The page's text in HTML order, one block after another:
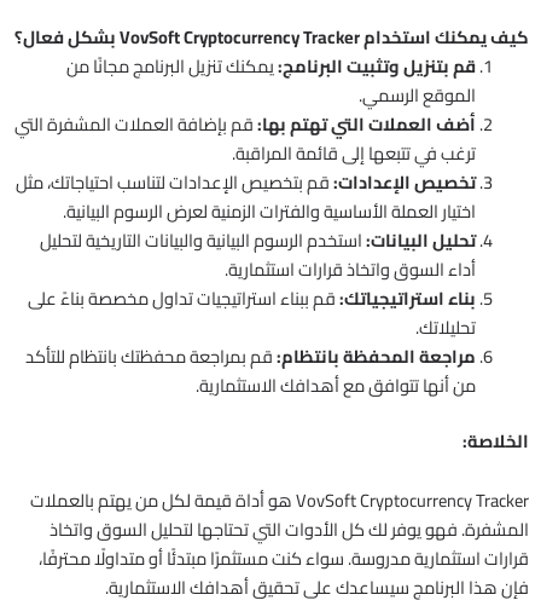
كيف يمكنك استخدام VovSoft Cryptocurrency Tracker بشكل فعال؟
قم بتنزيل وتثبيت البرنامج:يمكنك تنزيل البرنامج مجانًا من
الموقع الرسمي.
أضف العملات التي تهتم بها:قم بإضافة العملات المشفرة التي
ترغب في تتبعها إلى قائمة المراقبة.
تخصيص الإعدادات:قم بتخصيص الإعدادات لتناسب احتياجاتك، مثل
اختيار العملة الأساسية والفترات الزمنية لعرض الرسوم البيانية.
تحليل البيانات:استخدم الرسوم البيانية والبيانات التاريخية لتحليل
أداء السوق واتخاذ قرارات استثمارية.
بناء استراتيجياتك:قم ببناء استراتيجيات تداول مخصصة بناءً على
تحليلاتك.
مراجعة المحفظة بانتظام:قم بمراجعة محفظتك بانتظام للتأكد
من أنها تتوافق مع أهدافك الاستثمارية.
الخلاصة:
VovSoft Cryptocurrency Tracker هو أداة قيمة لكل من يهتم بالعملات
المشفرة. فهو يوفر لك كل الأدوات التي تحتاجها لتحليل السوق واتخاذ
قرارات استثمارية مدروسة. سواء كنت مستثمرًا مبتدئًا أو متداولًا محترفًا،
فإن هذا البرنامج سيساعدك على تحقيق أهدافك الاستثمارية.